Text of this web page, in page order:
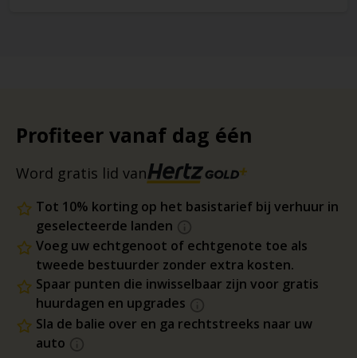
Profiteer vanaf dag één
Word gratis lid van
Tot 10% korting op het basistarief bij verhuur in
geselecteerde landen
Voeg uw echtgenoot of echtgenote toe als
tweede bestuurder zonder extra kosten.
Spaar punten die inwisselbaar zijn voor gratis
huurdagen en upgrades
Sla de balie over en ga rechtstreeks naar uw
auto